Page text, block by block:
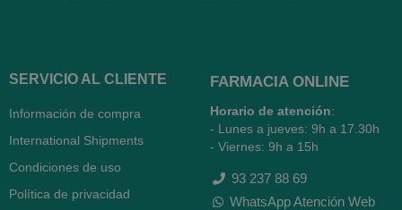
SERVICIO AL CLIENTE
Información de compra
International Shipments
Condiciones de uso
Política de privacidad
FARMACIA ONLINE
Horario de atención:
- Lunes a jueves: 9h a 17.30h
- Viernes: 9h a 15h
93 237 88 69
WhatsApp Atención Web